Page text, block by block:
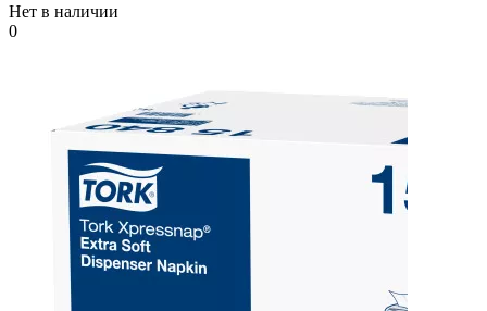
Нет в наличии
0